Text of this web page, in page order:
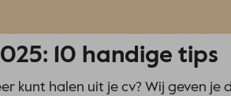
10 handige tips
kunt halen uit je cv? Wij geven je